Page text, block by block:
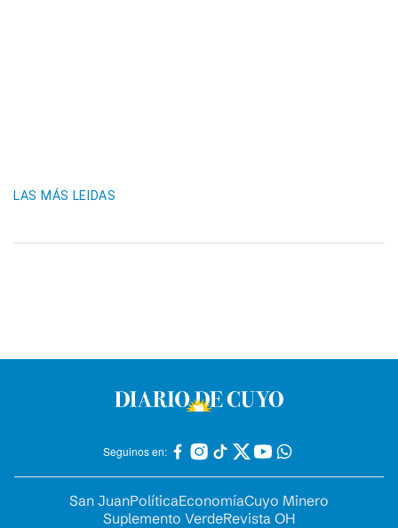
LAS MÁS LEIDAS
Seguinos en:
San JuanPolíticaEconomíaCuyo Minero
Suplemento VerdeRevista OH